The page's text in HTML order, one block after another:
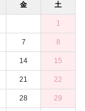
金 土
1
7 8
14 15
21 22
28 29